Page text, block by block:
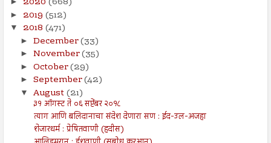
► 2019 (512)
▼ 2018 (471)
► December(33)
► November(35)
► October(29)
► September(42)
▼ August(21)
३१ ऑगस्ट ते ०६ सप्टेंबर २०१८
त्याग आणि बलिदानाचा संदेश देणारा सण : ईद-उल-अजहा
शेजारधर्म : प्रेषितवाणी (हदीस)